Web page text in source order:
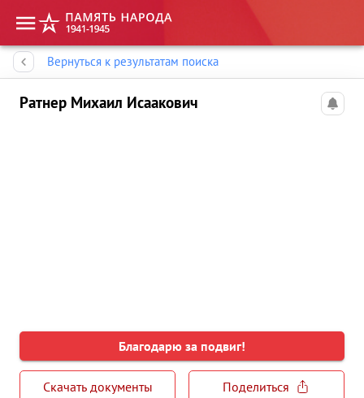
Вернуться к результатам поиска
Ратнер Михаил Исаакович
Благодарю за подвиг!
Скачать документы
Поделиться
Память народа